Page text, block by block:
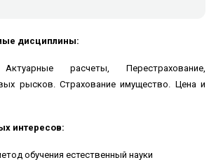
дисциплины:
Актуарные расчеты, Перестрахование,
рысков. Страхование имущество. Цена и
интересов:
обучения естественный науки